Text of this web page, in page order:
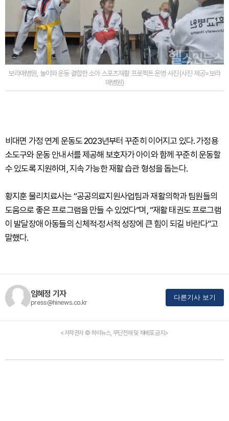
보라매병원, 놀이와 운동 결합한 소아 스포츠재활 프로젝트 운영 사진 (사진 제공=보라
매병원)
비대면 가정 연계 운동도 2023년부터 꾸준히 이어지고 있다. 가정용
소도구와 운동 안내서를 제공해 보호자가 아이와 함께 꾸준히 운동할
수 있도록 지원하며, 지속 가능한 재활 습관 형성을 돕는다.
황지훈 물리치료사는 “공공의료지원사업팀과 재활의학과 팀원들의
도움으로 좋은 프로그램을 만들 수 있었다”며, “재활 태권도 프로그램
이 발달장애 아동들의 신체적·정서적 성장에 큰 힘이 되길 바란다”고
말했다.
임혜정 기자
press@hinews.co.kr
다른기사 보기
<저작권자 © 하이뉴스, 무단전재 및 재배포 금지>